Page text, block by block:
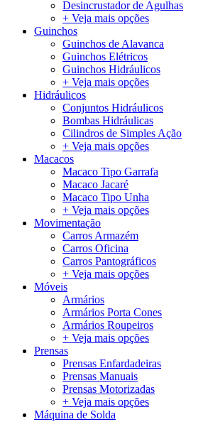
Desincrustador de Agulhas
+ Veja mais opções
Guinchos
Guinchos de Alavanca
Guinchos Elétricos
Guinchos Hidráulicos
+ Veja mais opções
Hidráulicos
Conjuntos Hidráulicos
Bombas Hidráulicas
Cilindros de Simples Ação
+ Veja mais opções
Macacos
Macaco Tipo Garrafa
Macaco Jacaré
Macaco Tipo Unha
+ Veja mais opções
Movimentação
Carros Armazém
Carros Oficina
Carros Pantográficos
+ Veja mais opções
Móveis
Armários
Armários Porta Cones
Armários Roupeiros
+ Veja mais opções
Prensas
Prensas Enfardadeiras
Prensas Manuais
Prensas Motorizadas
+ Veja mais opções
Máquina de Solda